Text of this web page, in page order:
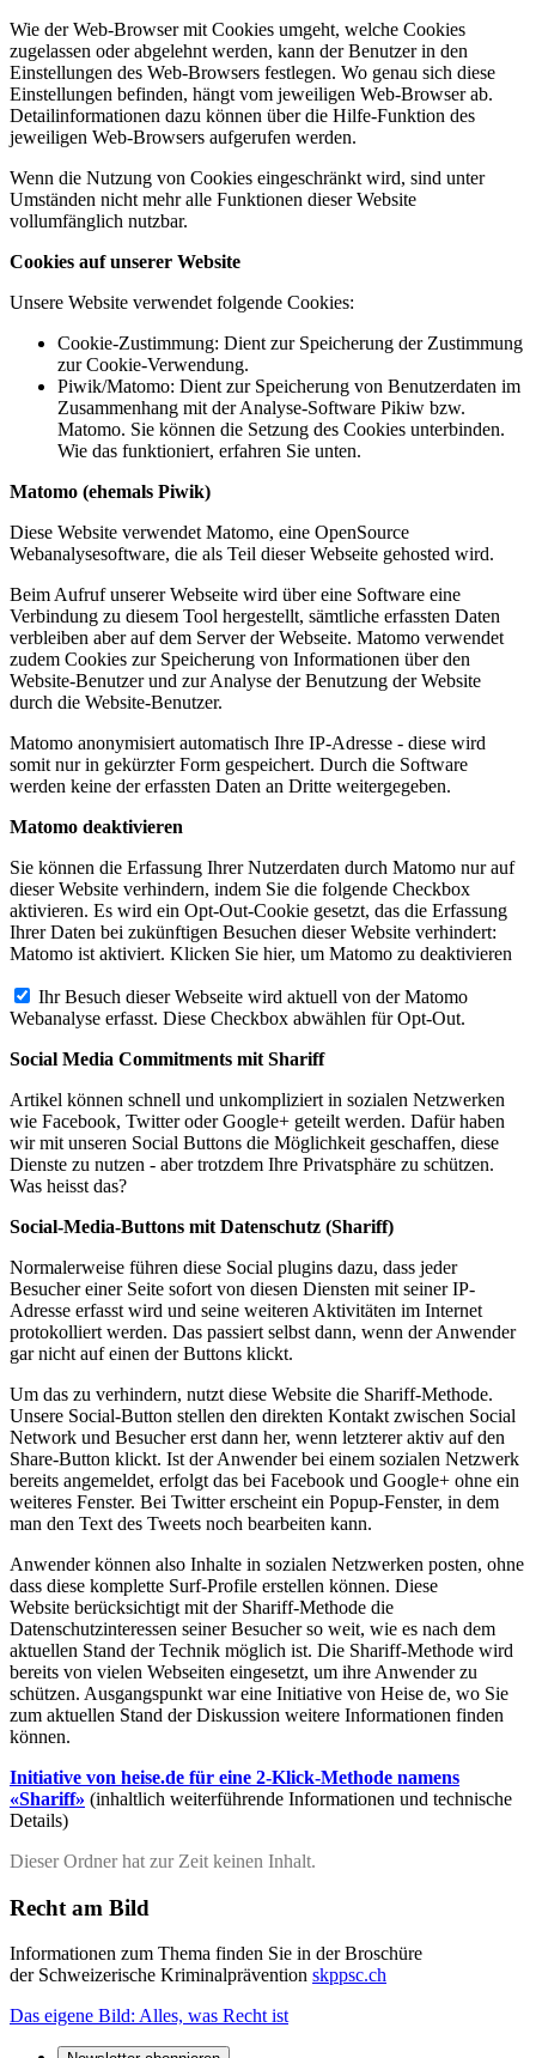
Wie der Web-Browser mit Cookies umgeht, welche Cookies
zugelassen oder abgelehnt werden, kann der Benutzer in den
Einstellungen des Web-Browsers festlegen. Wo genau sich diese
Einstellungen befinden, hängt vom jeweiligen Web-Browser ab.
Detailinformationen dazu können über die Hilfe-Funktion des
jeweiligen Web-Browsers aufgerufen werden.
Wenn die Nutzung von Cookies eingeschränkt wird, sind unter
Umständen nicht mehr alle Funktionen dieser Website
vollumfänglich nutzbar.
Cookies auf unserer Website
Unsere Website verwendet folgende Cookies:
Cookie-Zustimmung: Dient zur Speicherung der Zustimmung
zur Cookie-Verwendung.
Piwik/Matomo: Dient zur Speicherung von Benutzerdaten im
Zusammenhang mit der Analyse-Software Pikiw bzw.
Matomo. Sie können die Setzung des Cookies unterbinden.
Wie das funktioniert, erfahren Sie unten.
Matomo (ehemals Piwik)
Diese Website verwendet Matomo, eine OpenSource
Webanalysesoftware, die als Teil dieser Webseite gehosted wird.
Beim Aufruf unserer Webseite wird über eine Software eine
Verbindung zu diesem Tool hergestellt, sämtliche erfassten Daten
verbleiben aber auf dem Server der Webseite. Matomo verwendet
zudem Cookies zur Speicherung von Informationen über den
Website-Benutzer und zur Analyse der Benutzung der Website
durch die Website-Benutzer.
Matomo anonymisiert automatisch Ihre IP-Adresse - diese wird
somit nur in gekürzter Form gespeichert. Durch die Software
werden keine der erfassten Daten an Dritte weitergegeben.
Matomo deaktivieren
Sie können die Erfassung Ihrer Nutzerdaten durch Matomo nur auf
dieser Website verhindern, indem Sie die folgende Checkbox
aktivieren. Es wird ein Opt-Out-Cookie gesetzt, das die Erfassung
Ihrer Daten bei zukünftigen Besuchen dieser Website verhindert:
Matomo ist aktiviert. Klicken Sie hier, um Matomo zu deaktivieren
Ihr Besuch dieser Webseite wird aktuell von der Matomo
Webanalyse erfasst. Diese Checkbox abwählen für Opt-Out.
Social Media Commitments mit Shariff
Artikel können schnell und unkompliziert in sozialen Netzwerken
wie Facebook, Twitter oder Google+ geteilt werden. Dafür haben
wir mit unseren Social Buttons die Möglichkeit geschaffen, diese
Dienste zu nutzen - aber trotzdem Ihre Privatsphäre zu schützen.
Was heisst das?
Social-Media-Buttons mit Datenschutz (Shariff)
Normalerweise führen diese Social plugins dazu, dass jeder
Besucher einer Seite sofort von diesen Diensten mit seiner IP-
Adresse erfasst wird und seine weiteren Aktivitäten im Internet
protokolliert werden. Das passiert selbst dann, wenn der Anwender
gar nicht auf einen der Buttons klickt.
Um das zu verhindern, nutzt diese Website die Shariff-Methode.
Unsere Social-Button stellen den direkten Kontakt zwischen Social
Network und Besucher erst dann her, wenn letzterer aktiv auf den
Share-Button klickt. Ist der Anwender bei einem sozialen Netzwerk
bereits angemeldet, erfolgt das bei Facebook und Google+ ohne ein
weiteres Fenster. Bei Twitter erscheint ein Popup-Fenster, in dem
man den Text des Tweets noch bearbeiten kann.
Anwender können also Inhalte in sozialen Netzwerken posten, ohne
dass diese komplette Surf-Profile erstellen können. Diese
Website berücksichtigt mit der Shariff-Methode die
Datenschutzinteressen seiner Besucher so weit, wie es nach dem
aktuellen Stand der Technik möglich ist. Die Shariff-Methode wird
bereits von vielen Webseiten eingesetzt, um ihre Anwender zu
schützen. Ausgangspunkt war eine Initiative von Heise de, wo Sie
zum aktuellen Stand der Diskussion weitere Informationen finden
können.
Initiative von heise.de für eine 2-Klick-Methode namens
«Shariff» (inhaltlich weiterführende Informationen und technische
Details)
Dieser Ordner hat zur Zeit keinen Inhalt.
Recht am Bild
Informationen zum Thema finden Sie in der Broschüre
der Schweizerische Kriminalprävention skppsc.ch
Das eigene Bild: Alles, was Recht ist